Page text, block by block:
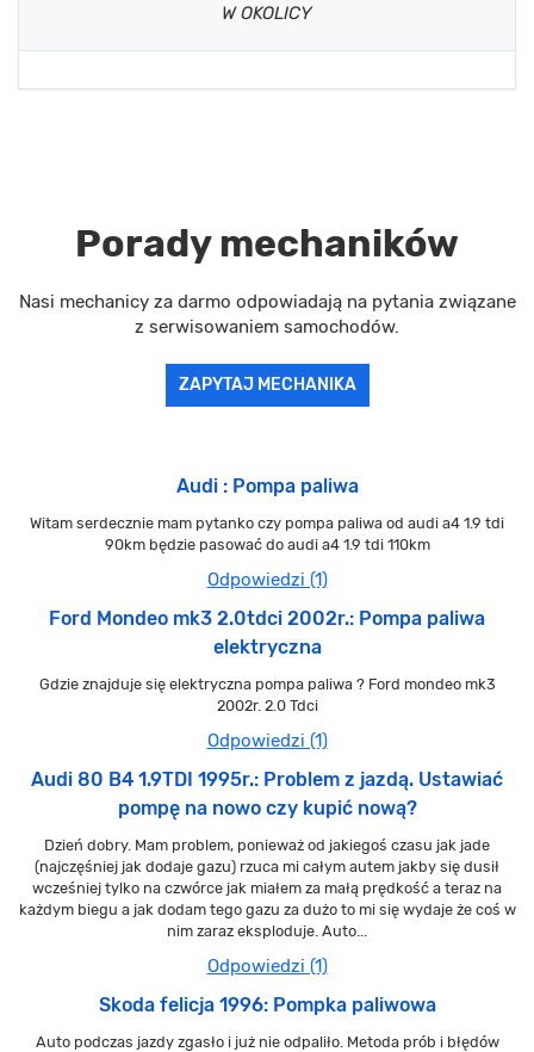
W OKOLICY
Porady mechaników
Nasi mechanicy za darmo odpowiadają na pytania związane
z serwisowaniem samochodów.
ZAPYTAJ MECHANIKA
Audi : Pompa paliwa
Witam serdecznie mam pytanko czy pompa paliwa od audi a4 1.9 tdi
90km będzie pasować do audi a4 1.9 tdi 110km
Odpowiedzi (1)
Ford Mondeo mk3 2.0tdci 2002r.: Pompa paliwa
elektryczna
Gdzie znajduje się elektryczna pompa paliwa ? Ford mondeo mk3
2002r. 2.0 Tdci
Odpowiedzi (1)
Audi 80 B4 1.9TDI 1995r.: Problem z jazdą. Ustawiać
pompę na nowo czy kupić nową?
Dzień dobry. Mam problem, ponieważ od jakiegoś czasu jak jade
(najczęśniej jak dodaje gazu) rzuca mi całym autem jakby się dusił
wcześniej tylko na czwórce jak miałem za małą prędkość a teraz na
każdym biegu a jak dodam tego gazu za dużo to mi się wydaje że coś w
nim zaraz eksploduje. Auto...
Odpowiedzi (1)
Skoda felicja 1996: Pompka paliwowa
Auto podczas jazdy zgasło i już nie odpaliło. Metoda prób i błędów